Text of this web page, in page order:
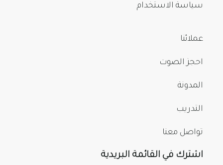
سياسة الاستخدام
عملائنا
احجز الصوت
المدونة
التدريب
تواصل معنا
اشترك في القائمة البريدية